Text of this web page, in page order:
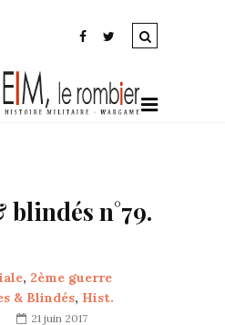
n°79.
, 2ème guerre
& Blindés, Hist.
21 juin 2017